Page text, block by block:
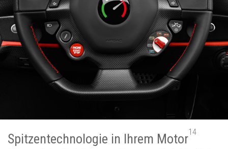
Spitzentechnologie in Ihrem Motor14